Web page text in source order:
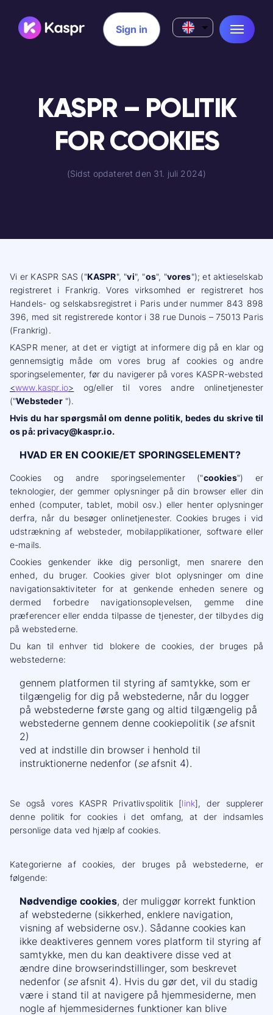
Sign in
KASPR – POLITIK
FOR COOKIES
(Sidst opdateret den 31. juli 2024)
Vi er KASPR SAS ("KASPR", "vi", "os", "vores"); et aktieselskab
registreret i Frankrig. Vores virksomhed er registreret hos
Handels- og selskabsregistret i Paris under nummer 843 898
396, med sit registrerede kontor i 38 rue Dunois – 75013 Paris
(Frankrig).
KASPR mener, at det er vigtigt at informere dig på en klar og
gennemsigtig måde om vores brug af cookies og andre
sporingselementer, før du navigerer på vores KASPR-websted
<www.kaspr.io> og/eller til vores andre onlinetjenester
("Websteder").
Hvis du har spørgsmål om denne politik, bedes du skrive til
os på: privacy@kaspr.io.
HVAD ER EN COOKIE/ET SPORINGSELEMENT?
Cookies og andre sporingselementer ("cookies") er
teknologier, der gemmer oplysninger på din browser eller din
enhed (computer, tablet, mobil osv.) eller henter oplysninger
derfra, når du besøger onlinetjenester. Cookies bruges i vid
udstrækning af websteder, mobilapplikationer, software eller
e-mails.
Cookies genkender ikke dig personligt, men snarere den
enhed, du bruger. Cookies giver blot oplysninger om dine
navigationsaktiviteter for at genkende enheden senere og
dermed forbedre navigationsoplevelsen, gemme dine
præferencer eller endda tilpasse de tjenester, der tilbydes dig
på webstederne.
Du kan til enhver tid blokere de cookies, der bruges på
webstederne:
gennem platformen til styring af samtykke, som er
tilgængelig for dig på webstederne, når du logger
på webstederne første gang og altid tilgængelig på
webstederne gennem denne cookiepolitik (seafsnit
2)
ved at indstille din browser i henhold til
instruktionerne nedenfor (seafsnit 4).
Se også vores KASPR Privatlivspolitik [link], der supplerer
denne politik for cookies i det omfang, at der indsamles
personlige data ved hjælp af cookies.
Kategorierne af cookies, der bruges på webstederne, er
følgende:
Nødvendige cookies, der muliggør korrekt funktion
af webstederne (sikkerhed, enklere navigation,
visning af websiderne osv.). Sådanne cookies kan
ikke deaktiveres gennem vores platform til styring af
samtykke, men du kan deaktivere disse ved at
ændre dine browserindstillinger, som beskrevet
nedenfor (seafsnit 4). Hvis du gør det, vil du stadig
være i stand til at navigere på hjemmesiderne, men
nogle af hjemmesidernes funktioner kan blive